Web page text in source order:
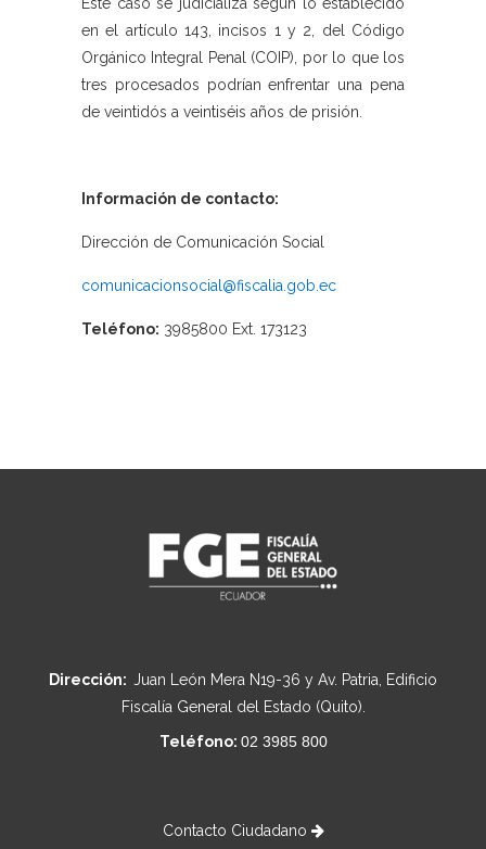
Este caso se judicializa según lo establecido
en el artículo 143, incisos 1 y 2, del Código
Orgánico Integral Penal (COIP), por lo que los
tres procesados podrían enfrentar una pena
de veintidós a veintiséis años de prisión.
Información de contacto:
Dirección de Comunicación Social
comunicacionsocial@fiscalia.gob.ec
Teléfono: 3985800 Ext. 173123
Dirección: Juan León Mera N19-36 y Av. Patria, Edificio
Fiscalía General del Estado (Quito).
Teléfono: 02 3985 800
Contacto Ciudadano